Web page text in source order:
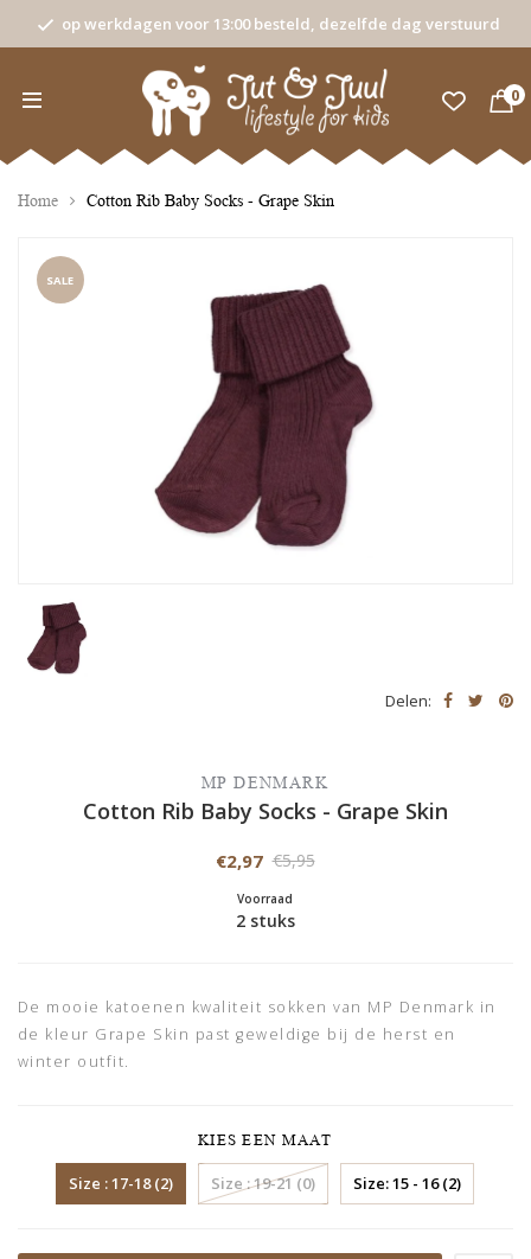
op werkdagen voor 13:00 besteld, dezelfde dag verstuurd
0
Home Cotton Rib Baby Socks - Grape Skin
SALE
Delen:
MP DENMARK
Cotton Rib Baby Socks - Grape Skin
€2,97 €5,95
Voorraad
2 stuks
De mooie katoenen kwaliteit sokken van MP Denmark in
de kleur Grape Skin past geweldige bij de herst en
winter outfit.
KIES EEN MAAT
Size : 17-18 (2) Size : 19-21 (0) Size: 15 - 16 (2)